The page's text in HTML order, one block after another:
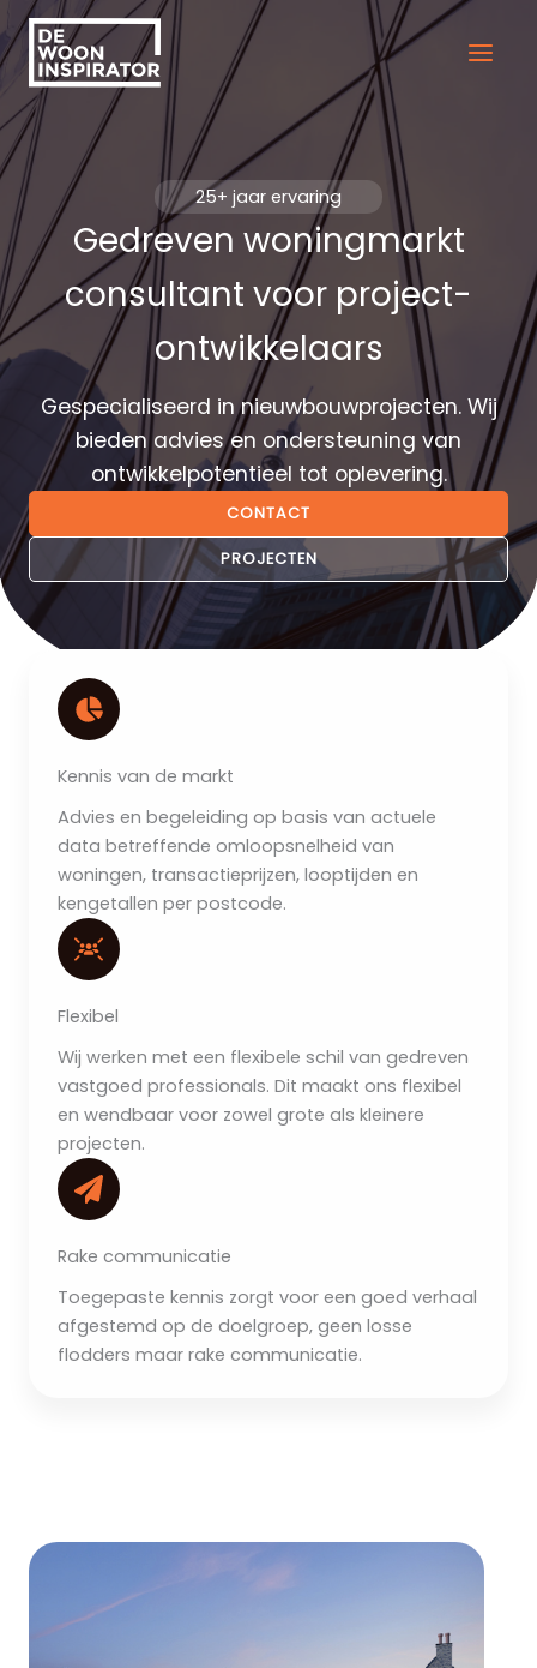
Ga
naar
de
inhoud
25+ jaar ervaring
Gedreven woningmarkt
consultant voor project­
ontwikkelaars
Gespecialiseerd in nieuwbouwprojecten. Wij
bieden advies en ondersteuning van
ontwikkelpotentieel tot oplevering.
CONTACT
PROJECTEN
Kennis van de markt
Advies en begeleiding op basis van actuele
data betreffende omloopsnelheid van
woningen, transactieprijzen, looptijden en
kengetallen per postcode.
Flexibel
Wij werken met een flexibele schil van gedreven
vastgoed professionals. Dit maakt ons flexibel
en wendbaar voor zowel grote als kleinere
projecten.
Rake communicatie
Toegepaste kennis zorgt voor een goed verhaal
afgestemd op de doelgroep, geen losse
flodders maar rake communicatie.